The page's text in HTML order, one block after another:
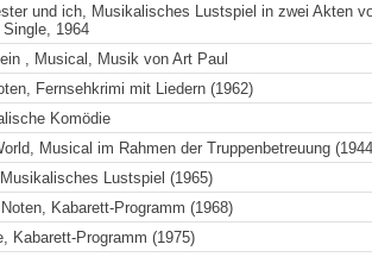
und ich, Musikalisches Lustspiel in zwei Akten
1964
, Musical, Musik von Art Paul
Fernsehkrimi mit Liedern (1962)
Komödie
Musical im Rahmen der Truppenbetreuung
Lustspiel (1965)
Kabarett-Programm (1968)
Kabarett-Programm (1975)